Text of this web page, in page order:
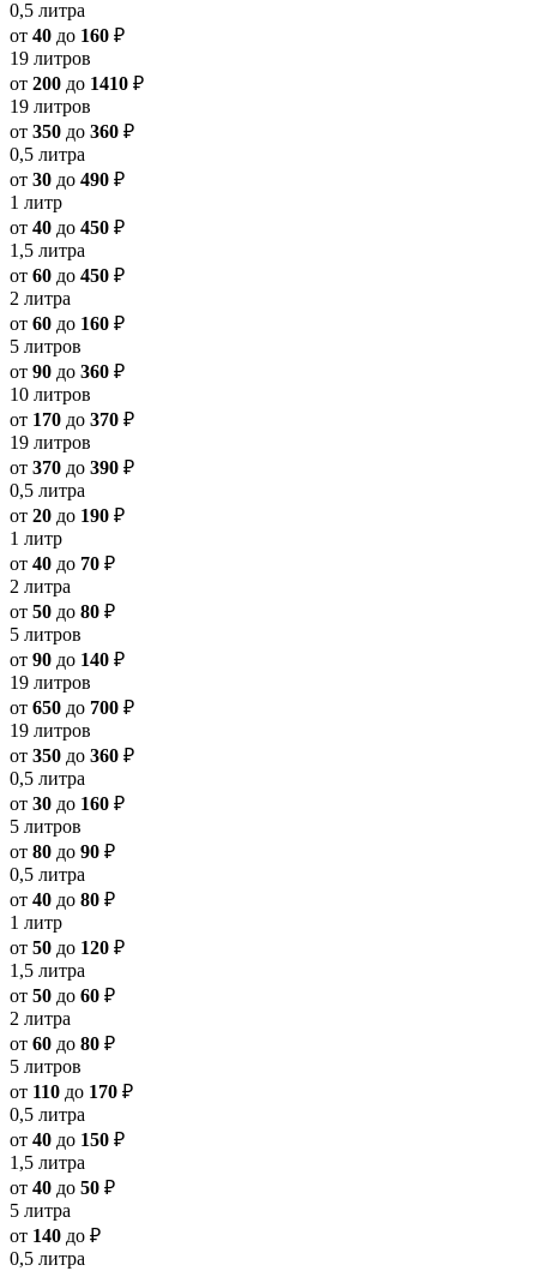
0,5 литра
от 40 до 160 ₽
19 литров
от 200 до 1410 ₽
19 литров
от 350 до 360 ₽
0,5 литра
от 30 до 490 ₽
1 литр
от 40 до 450 ₽
1,5 литра
от 60 до 450 ₽
2 литра
от 60 до 160 ₽
5 литров
от 90 до 360 ₽
10 литров
от 170 до 370 ₽
19 литров
от 370 до 390 ₽
0,5 литра
от 20 до 190 ₽
1 литр
от 40 до 70 ₽
2 литра
от 50 до 80 ₽
5 литров
от 90 до 140 ₽
19 литров
от 650 до 700 ₽
19 литров
от 350 до 360 ₽
0,5 литра
от 30 до 160 ₽
5 литров
от 80 до 90 ₽
0,5 литра
от 40 до 80 ₽
1 литр
от 50 до 120 ₽
1,5 литра
от 50 до 60 ₽
2 литра
от 60 до 80 ₽
5 литров
от 110 до 170 ₽
0,5 литра
от 40 до 150 ₽
1,5 литра
от 40 до 50 ₽
5 литра
от 140 до ₽
0,5 литра